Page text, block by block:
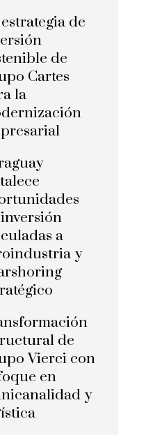
de
de
Cartes
la
a
y
de
Vierci con
en
y